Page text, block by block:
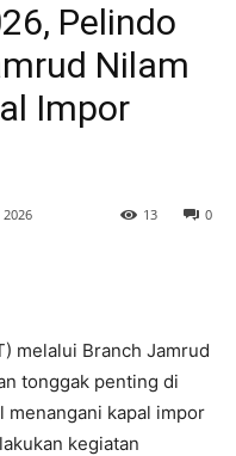
Pelindo
Nilam
Impor
2026 0
13
melalui Branch Jamrud
tonggak penting di
menangani kapal impor
kegiatan